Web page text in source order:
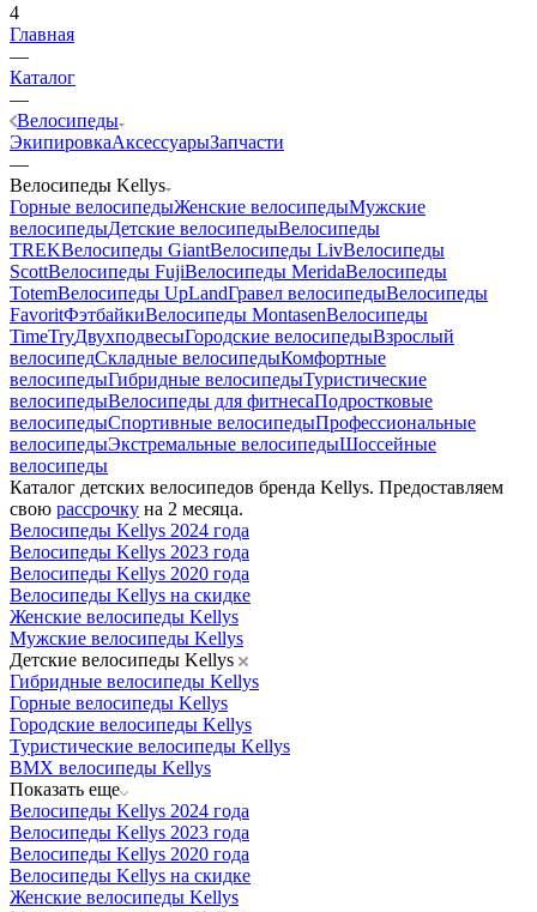
4
Главная
—
Каталог
—
Велосипеды
ЭкипировкаАксессуарыЗапчасти
—
Велосипеды Kellys
Горные велосипедыЖенские велосипедыМужские
велосипедыДетские велосипедыВелосипеды
TREKВелосипеды GiantВелосипеды LivВелосипеды
ScottВелосипеды FujiВелосипеды MeridaВелосипеды
TotemВелосипеды UpLandГравел велосипедыВелосипеды
FavoritФэтбайкиВелосипеды MontasenВелосипеды
TimeTryДвухподвесыГородские велосипедыВзрослый
велосипедСкладные велосипедыКомфортные
велосипедыГибридные велосипедыТуристические
велосипедыВелосипеды для фитнесаПодростковые
велосипедыСпортивные велосипедыПрофессиональные
велосипедыЭкстремальные велосипедыШоссейные
велосипеды
Каталог детских велосипедов бренда Kellys. Предоставляем
свою рассрочку на 2 месяца.
Велосипеды Kellys 2024 года
Велосипеды Kellys 2023 года
Велосипеды Kellys 2020 года
Велосипеды Kellys на скидке
Женские велосипеды Kellys
Мужские велосипеды Kellys
Детские велосипеды Kellys
Гибридные велосипеды Kellys
Горные велосипеды Kellys
Городские велосипеды Kellys
Туристические велосипеды Kellys
BMX велосипеды Kellys
Показать еще
Велосипеды Kellys 2024 года
Велосипеды Kellys 2023 года
Велосипеды Kellys 2020 года
Велосипеды Kellys на скидке
Женские велосипеды Kellys